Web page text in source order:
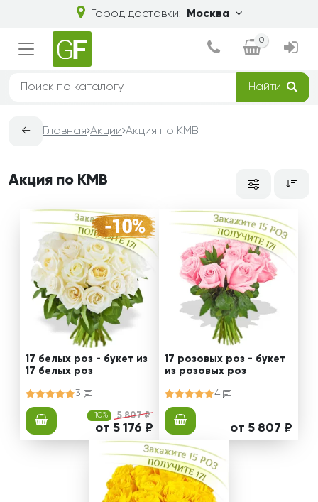
Город доставки: Москва
0
Найти
← Главная Акции Акция по КМВ
Акция по КМВ
17 белых роз - букет из
17 белых роз
3
-10% 5 807 ₽
от 5 176 ₽
17 розовых роз - букет
из розовых роз
4
от 5 807 ₽